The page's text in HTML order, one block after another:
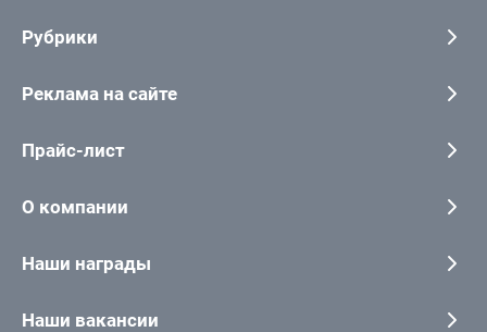
Рубрики
Реклама на сайте
Прайс-лист
О компании
Наши награды
Наши вакансии